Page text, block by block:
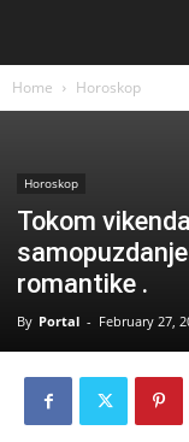
Home Horoskop
Horoskop
Tokom
romantike .
By Portal - February 27,